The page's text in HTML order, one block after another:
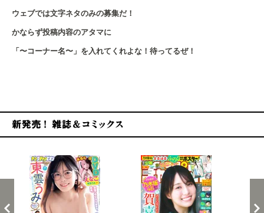
ウェブでは文字ネタのみの募集だ！
かならず投稿内容のアタマに
「〜コーナー名〜」を入れてくれよな！待ってるぜ！